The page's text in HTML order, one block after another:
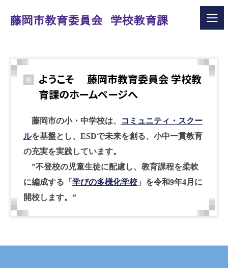
ようこそ 藤岡市教育委員会 学校教
育課のホームページへ
藤岡市の小・中学校は、
コミュニティ・スクー
ルを基盤とし、ESDで未来を創る、小中一貫教育
の充実を実践しています。
”不登校の児童生徒に配慮し、教育課程を柔軟
に編成する「 学びの多様化学校」を令和9年4月に
開校します。”